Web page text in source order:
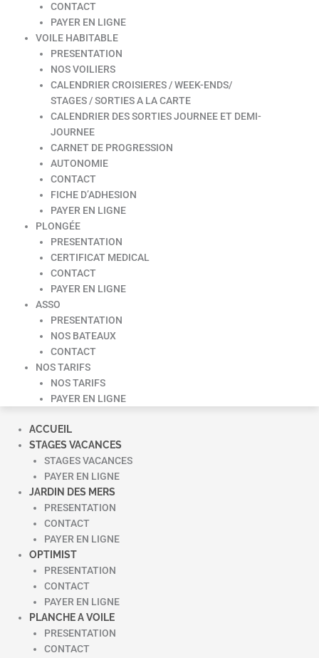
CONTACT
PAYER EN LIGNE
VOILE HABITABLE
PRESENTATION
NOS VOILIERS
CALENDRIER CROISIERES / WEEK-ENDS/
STAGES / SORTIES A LA CARTE
CALENDRIER DES SORTIES JOURNEE ET DEMI-
JOURNEE
CARNET DE PROGRESSION
AUTONOMIE
CONTACT
FICHE D’ADHESION
PAYER EN LIGNE
PLONGÉE
PRESENTATION
CERTIFICAT MEDICAL
CONTACT
PAYER EN LIGNE
ASSO
PRESENTATION
NOS BATEAUX
CONTACT
NOS TARIFS
NOS TARIFS
PAYER EN LIGNE
ACCUEIL
STAGES VACANCES
STAGES VACANCES
PAYER EN LIGNE
JARDIN DES MERS
PRESENTATION
CONTACT
PAYER EN LIGNE
OPTIMIST
PRESENTATION
CONTACT
PAYER EN LIGNE
PLANCHE A VOILE
PRESENTATION
CONTACT